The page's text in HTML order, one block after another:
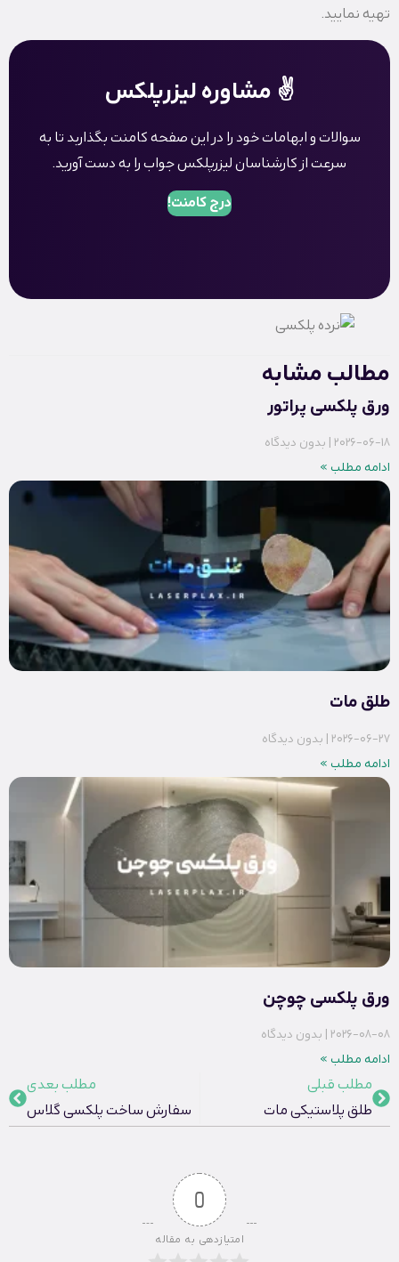
تهیه نمایید.
✌️ مشاوره لیزرپلکس
سوالات و ابهامات خود را در این صفحه کامنت بگذاربد تا به
سرعت از کارشناسان لیزرپلکس جواب را به دست آورید.
درج کامنت!
مطالب مشابه
ورق پلکسی پراتور
2026-06-18 بدون دیدگاه
ادامه مطلب »
طلق مات
2026-06-27 بدون دیدگاه
ادامه مطلب »
ورق پلکسی چوچن
2026-08-08 بدون دیدگاه
ادامه مطلب »
مطلب قبلی
طلق پلاستیکی مات
مطلب بعدی
سفارش ساخت پلکسی گلاس
0
امتیازدهی به مقاله